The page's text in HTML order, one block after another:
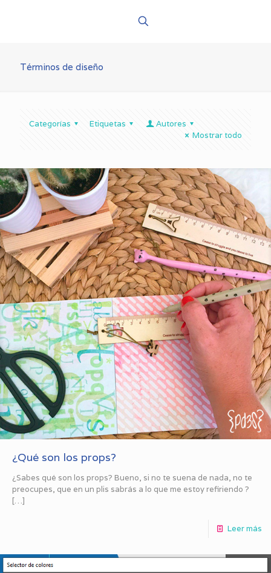
Términos de diseño
Categorías Etiquetas
Autores
Mostrar todo
¿Qué son los props?
¿Sabes qué son los props? Bueno, si no te suena de nada, no te
preocupes, que en un plis sabrás a lo que me estoy refiriendo ?
[…]
Leer más